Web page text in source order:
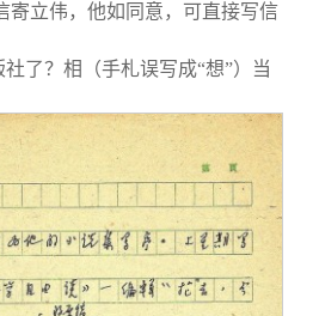
寄立伟，他如同意，可直接写信
了？相（手札误写成“想”）当